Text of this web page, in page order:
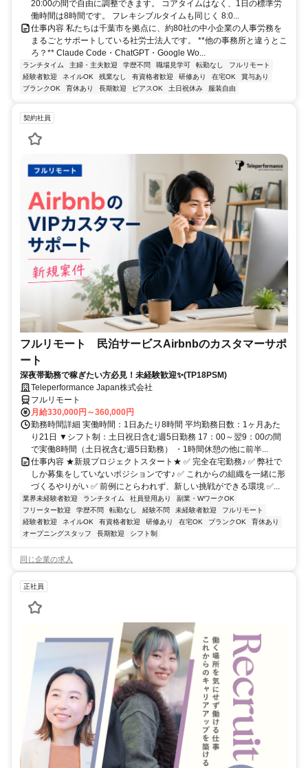
20:00の間で自由に調整できます。 コアタイムはなく、1日の標準労
働時間は8時間です。 フレキシブルタイムも同じく 8:0...
仕事内容 私たちは千葉市を拠点に、約80社の中小企業の人事労務を
まるごとサポートしている社労士法人です。 **他の事務所と違うとこ
ろ？** Claude Code・ChatGPT・Google Wo...
ランチタイム 主婦・主夫歓迎 学歴不問 職場見学可 転勤なし
フルリモート
経験者歓迎
ネイルOK 残業なし 有資格者歓迎 研修あり 在宅OK
賞与あり
ブランクOK
育休あり 長期歓迎 ピアスOK 土日祝休み 服装自由
契約社員
フルリモート 民泊サービスAirbnbのカスタマーサポ
ート
深夜帯勤務で稼ぎたい方必見！未経験歓迎✨(TP18PSM)
Teleperformance Japan株式会社
フルリモート
月給330,000円～360,000円
勤務時間詳細 実働時間：1日あたり8時間 平均勤務日数：1ヶ月あた
り21日 ▼シフト制：土日祝日含む週5日勤務 17：00～翌9：00の間
で実働8時間（土日祝含む週5日勤務） ・1時間休憩の他に前半...
仕事内容 ★新規プロジェクトスタート★ ✅ 完全在宅勤務♪ ✅ 弊社で
しか募集をしていないポジションです♪ ✅ これからの組織を一緒に形
づくるやりがい ✅ 前例にとらわれず、新しい挑戦ができる環境 ✅...
業界未経験者歓迎 ランチタイム 社員登用あり
副業・WワークOK
フリーター歓迎
学歴不問 転勤なし 経験不問 未経験者歓迎
フルリモート
経験者歓迎
ネイルOK 有資格者歓迎 研修あり 在宅OK ブランクOK
育休あり
オープニングスタッフ
長期歓迎 シフト制
同じ企業の求人
正社員